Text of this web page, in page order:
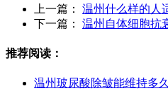
上一篇：
温州什么样的人
下一篇：
温州自体细胞抗
推荐阅读：
温州玻尿酸除皱能维持